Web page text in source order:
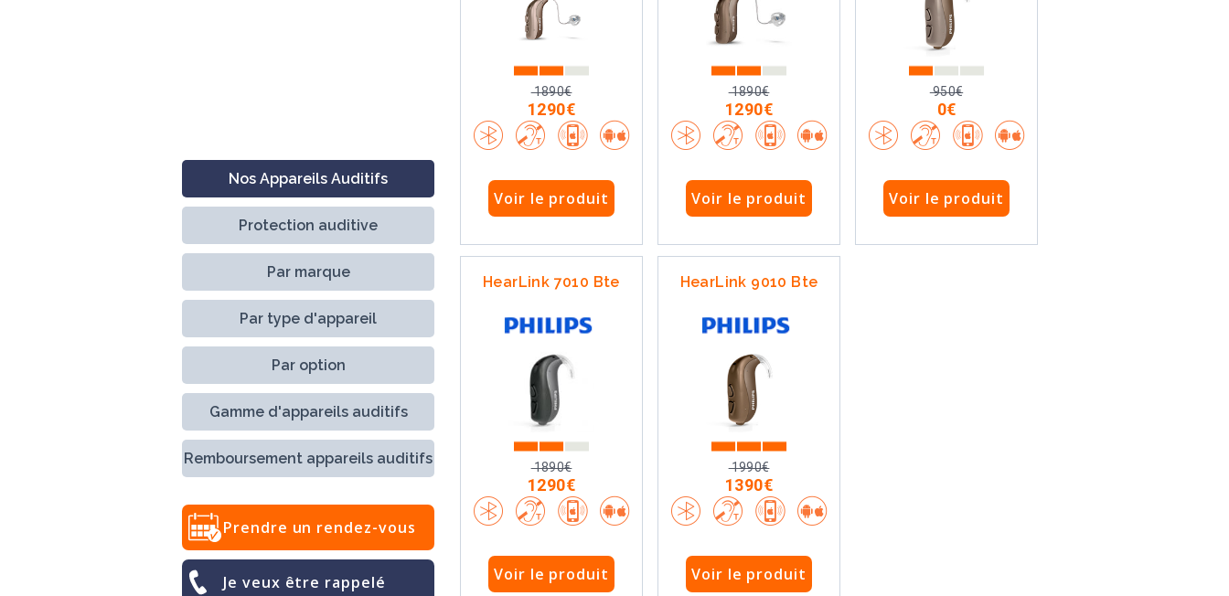
1890€
1290€
Voir le produit
1890€
1290€
Voir le produit
950€
0€
Voir le produit
HearLink 7010 Bte
1890€
1290€
Voir le produit
HearLink 9010 Bte
1990€
1390€
Voir le produit
Nos Appareils Auditifs
Protection auditive
Par marque
Par type d'appareil
Par option
Gamme d'appareils auditifs
Remboursement appareils auditifs
Prendre un rendez-vous
Je veux être rappelé